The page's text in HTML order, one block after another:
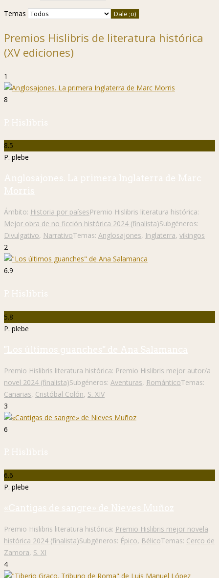
Temas
Premios Hislibris de literatura histórica
(XV ediciones)
1
8
P. Hislibris
8.5
P. plebe
Anglosajones. La primera Inglaterra de Marc
Morris
Ámbito: Historia por paísesPremio Hislibris literatura histórica:
Mejor obra de no ficción histórica 2024 (finalista)Subgéneros:
Divulgativo, NarrativoTemas: Anglosajones, Inglaterra, vikingos
2
6.9
P. Hislibris
5.8
P. plebe
"Los últimos guanches" de Ana Salamanca
Premio Hislibris literatura histórica: Premio Hislibris mejor autor/a
novel 2024 (finalista)Subgéneros: Aventuras, RománticoTemas:
Canarias, Cristóbal Colón, S. XIV
3
6
P. Hislibris
6.6
P. plebe
«Cantigas de sangre» de Nieves Muñoz
Premio Hislibris literatura histórica: Premio Hislibris mejor novela
histórica 2024 (finalista)Subgéneros: Épico, BélicoTemas: Cerco de
Zamora, S. XI
4